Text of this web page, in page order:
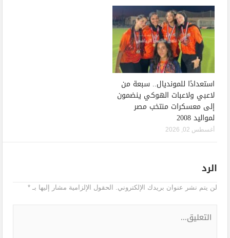
استعدادًا للمونديال.. سبعة من
لاعبي ولاعبات الهوكي ينضمون
إلى معسكرات منتخب مصر
لمواليد 2008
أغسطس 02, 2026
الرد
لن يتم نشر عنوان بريدك الإلكتروني. الحقول الإلزامية مشار إليها بـ*